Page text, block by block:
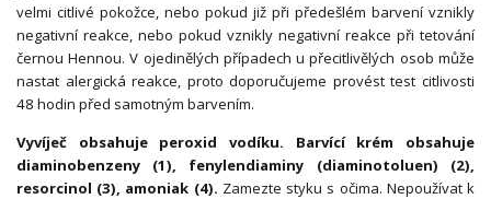
velmi citlivé pokožce, nebo pokud již při předešlém barvení vznikly
negativní reakce, nebo pokud vznikly negativní reakce při tetování
černou Hennou. V ojedinělých případech u přecitlivělých osob může
nastat alergická reakce, proto doporučujeme provést test citlivosti
48 hodin před samotným barvením.
Vyvíječ obsahuje peroxid vodíku. Barvící krém obsahuje
diaminobenzeny (1), fenylendiaminy (diaminotoluen) (2),
resorcinol (3), amoniak (4). Zamezte styku s očima. Nepoužívat k